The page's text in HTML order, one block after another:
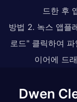
드한 후
방법 2. 녹스 앱플
로드" 클릭하여
이어에 드
Dwen